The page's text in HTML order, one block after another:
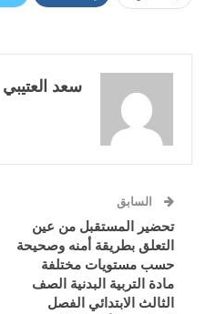
سعد العتيبي
السابق
تحضير المستقبل من عين
التعلق بطريقة أمنه وصحيحة
حسب مستويات مختلفة
مادة التربية البدنية الصف
الثالث الابتدائي الفصل